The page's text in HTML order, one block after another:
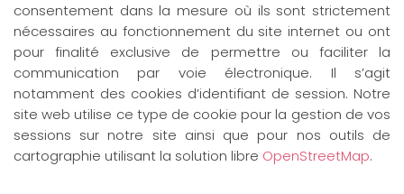
consentement dans la mesure où ils sont strictement
nécessaires au fonctionnement du site internet ou ont
pour finalité exclusive de permettre ou faciliter la
communication par voie électronique. Il s’agit
notamment des cookies d’identifiant de session. Notre
site web utilise ce type de cookie pour la gestion de vos
sessions sur notre site ainsi que pour nos outils de
cartographie utilisant la solution libre OpenStreetMap.